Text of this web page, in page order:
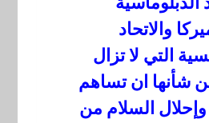
والاتحاد
التي لا تزال
شأنها ان تساهم
السلام من